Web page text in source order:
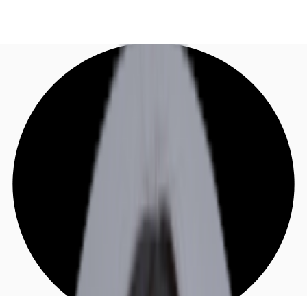
Investieren
Marktinformationen
Coworking
Ihre Ansprechpartner
Favoriten
Jetzt anrufen Kontaktieren Sie uns